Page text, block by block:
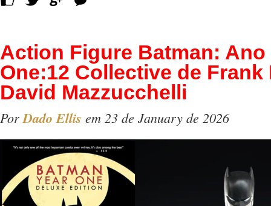
Action Figure Batman: Ano
One:12 Collective de Frank
David Mazzucchelli
PorDado Ellis em 23 de January de 2026